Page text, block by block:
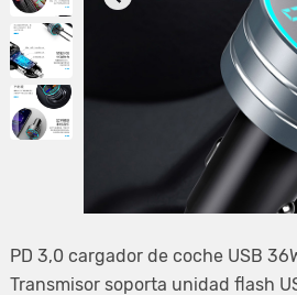
PD 3,0 cargador de coche USB
Transmisor soporta unidad flash